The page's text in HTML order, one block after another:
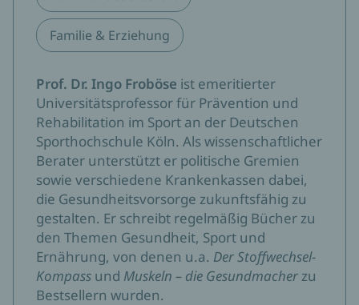
Familie & Erziehung
Prof. Dr. Ingo Froböse ist emeritierter
Universitätsprofessor für Prävention und
Rehabilitation im Sport an der Deutschen
Sporthochschule Köln. Als wissenschaftlicher
Berater unterstützt er politische Gremien
sowie verschiedene Krankenkassen dabei,
die Gesundheitsvorsorge zukunftsfähig zu
gestalten. Er schreibt regelmäßig Bücher zu
den Themen Gesundheit, Sport und
Ernährung, von denen u.a. Der Stoffwechsel-
Kompass und Muskeln – die Gesundmacherzu
Bestsellern wurden.